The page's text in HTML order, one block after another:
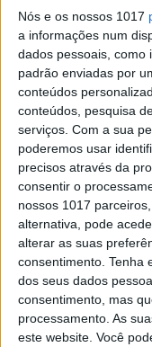
Nós e os nossos 1017
a informações num
dados pessoais, como
padrão enviadas por
conteúdos
conteúdos, pesquisa
serviços. Com a sua
poderemos usar
precisos através da
consentir o
nossos 1017
alternativa, pode
alterar as suas
consentimento. Tenha
dos seus dados
consentimento, mas
processamento. As
este website. Você
5
Quem é Deus
Brissos-Lino
6
“Saudade é
vezes muito
orgulho dessa
especiais,
cobardes’’
7
Os Lusíadas
uma avenida
8
Cuidados de
continuar a
modelos
9
Celebridades
Internet